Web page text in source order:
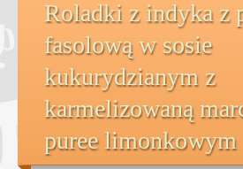
Roladki z indyka z
fasolową w sosie
kukurydzianym z
karmelizowaną
puree limonkowym